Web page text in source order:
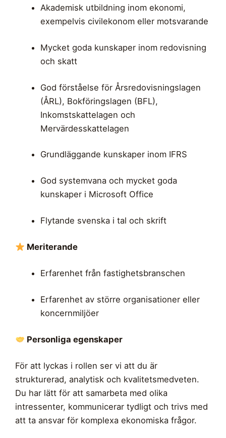
Akademisk utbildning inom ekonomi,
exempelvis civilekonom eller motsvarande
Mycket goda kunskaper inom redovisning
och skatt
God förståelse för Årsredovisningslagen
(ÅRL), Bokföringslagen (BFL),
Inkomstskattelagen och
Mervärdesskattelagen
Grundläggande kunskaper inom IFRS
God systemvana och mycket goda
kunskaper i Microsoft Office
Flytande svenska i tal och skrift
Meriterande
Erfarenhet från fastighetsbranschen
Erfarenhet av större organisationer eller
koncernmiljöer
Personliga egenskaper
För att lyckas i rollen ser vi att du är
strukturerad, analytisk och kvalitetsmedveten.
Du har lätt för att samarbeta med olika
intressenter, kommunicerar tydligt och trivs med
att ta ansvar för komplexa ekonomiska frågor.